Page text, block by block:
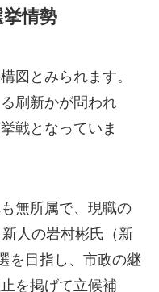
情勢
図とみられます。
刷新かが問われ
戦となっていま
無所属で、現職の
人の岩村彬氏（新
を目指し、市政の継
を掲げて立候補